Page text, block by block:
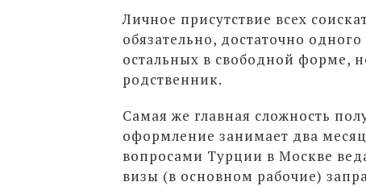
Личное присутствие всех
обязательно, достаточно
остальных в свободной форме,
родственник.
Самая же главная сложность
оформление занимает два
вопросами Турции в Москве
визы (в основном рабочие)